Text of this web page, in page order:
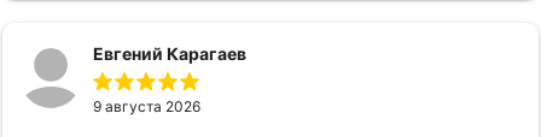
Евгений Карагаев
9 августа 2026